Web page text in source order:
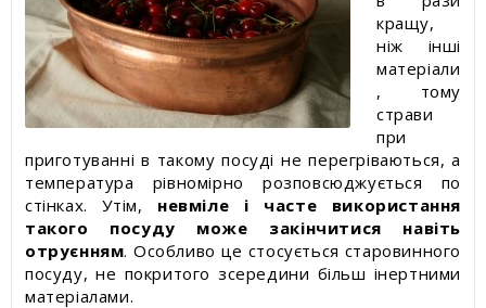
кращу,
ніж інші
матеріали
, тому
страви
при
приготуванні в такому посуді не перегріваються, а
температура рівномірно розповсюджується по
стінках. Утім, невміле і часте використання
такого посуду може закінчитися навіть
отруєнням. Особливо це стосується старовинного
посуду, не покритого зсередини більш інертними
матеріалами.